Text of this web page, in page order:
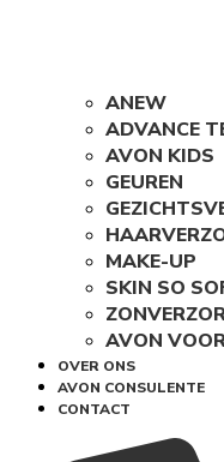
ANEW
ADVANCE
AVON KIDS
GEUREN
MAKE-UP
SKIN SO
AVON
OVER ONS
AVON CONSULENTE
CONTACT